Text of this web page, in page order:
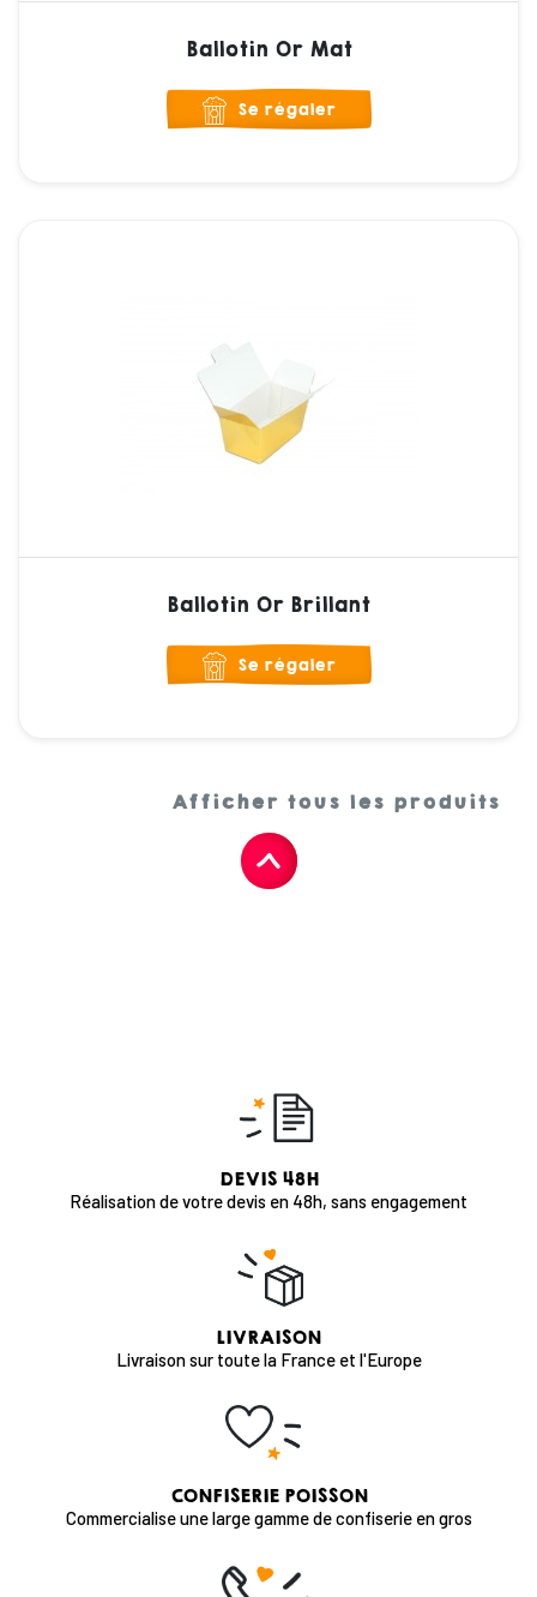
Ballotin Or Mat
Se régaler
Ballotin Or Brillant
Se régaler
Afficher tous les produits
DEVIS 48H
Réalisation de votre devis en 48h, sans engagement
LIVRAISON
Livraison sur toute la France et l'Europe
CONFISERIE POISSON
Commercialise une large gamme de confiserie en gros